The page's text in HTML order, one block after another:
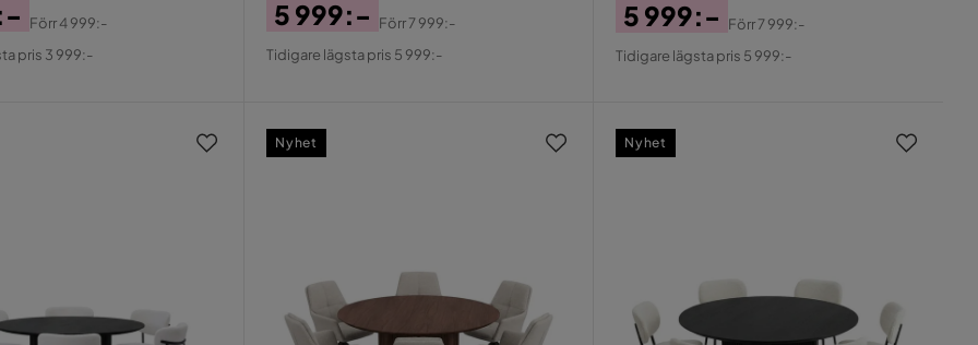
Förr4 999:-
pris 3 999:-
Pris
5 999:-
Original
Förr7 999:-
Tidigare lägsta pris 5 999:-
Pris
5 999:-
Original
Förr7 999:-
Tidigare lägsta pris 5 999:-
Nyhet Nyhet